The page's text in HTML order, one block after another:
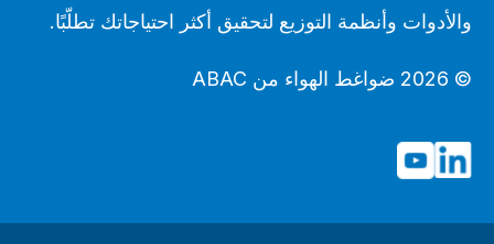
والأدوات وأنظمة التوزيع لتحقيق أكثر احتياجاتك تطلّبًا.
© 2026 ضواغط الهواء من ABAC